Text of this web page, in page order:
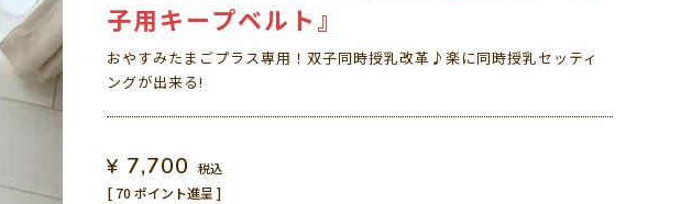
おやすみたまごプラス専用！双子同時授乳改革♪楽に同時授乳セッティ
ングが出来る!
子用キープベルト』
¥ 7,700 税込
[ 70 ポイント進呈 ]